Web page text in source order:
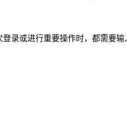
录或进行重要操作时，都需要